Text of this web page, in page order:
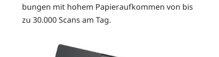
bun­gen mit hohem Papier­auf­kom­men von bis
zu 30.000 Scans am Tag.